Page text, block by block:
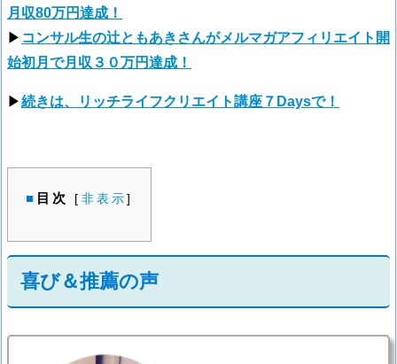
月収80万円達成！
▶ コンサル生の辻ともあきさんがメルマガアフィリエイト開
始初月で月収３０万円達成！
▶続きは、リッチライフクリエイト講座７Daysで！
目次 [ 非表示 ]
喜び＆推薦の声